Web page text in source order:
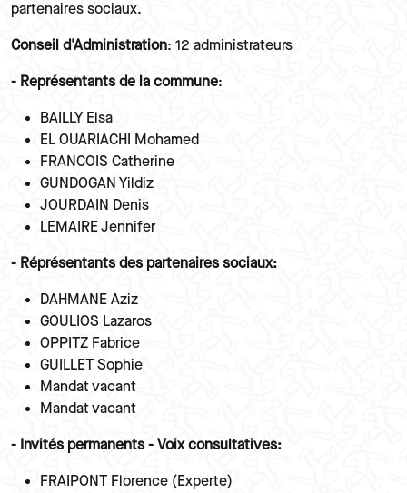
partenaires sociaux.
Conseil d'Administration: 12 administrateurs
- Représentants de la commune:
BAILLY Elsa
EL OUARIACHI Mohamed
FRANCOIS Catherine
GUNDOGAN Yildiz
JOURDAIN Denis
LEMAIRE Jennifer
- Réprésentants des partenaires sociaux:
DAHMANE Aziz
GOULIOS Lazaros
OPPITZ Fabrice
GUILLET Sophie
Mandat vacant
Mandat vacant
- Invités permanents - Voix consultatives:
FRAIPONT Florence (Experte)